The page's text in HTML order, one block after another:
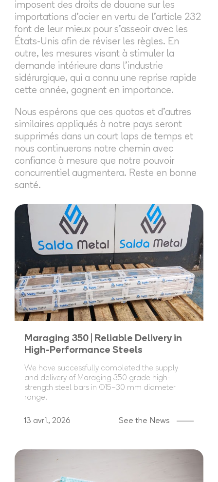
imposent des droits de douane sur les
importations d'acier en vertu de l'article 232
font de leur mieux pour s'asseoir avec les
États-Unis afin de réviser les règles. En
outre, les mesures visant à stimuler la
demande intérieure dans l'industrie
sidérurgique, qui a connu une reprise rapide
cette année, gagnent en importance.
Nous espérons que ces quotas et d'autres
similaires appliqués à notre pays seront
supprimés dans un court laps de temps et
nous continuerons notre chemin avec
confiance à mesure que notre pouvoir
concurrentiel augmentera. Reste en bonne
santé.
Maraging 350 | Reliable Delivery in
High-Performance Steels
We have successfully completed the supply
and delivery of Maraging 350 grade high-
strength steel bars in Ø15–30 mm diameter
range.
13 avril, 2026 See the News